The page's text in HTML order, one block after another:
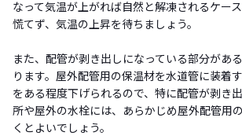
なって気温が上がれば自然と解凍されるケース
慌てず、気温の上昇を待ちましょう。
また、配管が剥き出しになっている部分があ
ります。屋外配管用の保温材を水道管に装着
をある程度下げられるので、特に配管が剥き
所や屋外の水栓には、あらかじめ屋外配管用
くとよいでしょう。